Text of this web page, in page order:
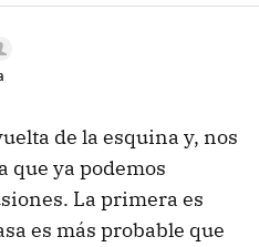
de la esquina y, nos
que ya podemos
La primera es
es más probable que